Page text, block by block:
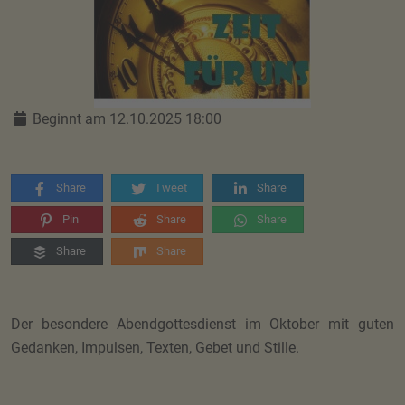
Beginnt am 12.10.2025 18:00
Share Tweet Share
Pin Share Share
Share Share
Der besondere Abendgottesdienst im Oktober mit guten
Gedanken, Impulsen, Texten, Gebet und Stille.